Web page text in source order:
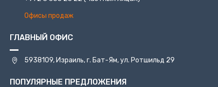
Офисы продаж
ГЛАВНЫЙ ОФИС
5938109, Израиль, г. Бат-Ям, ул. Ротшильд 29
ПОПУЛЯРНЫЕ ПРЕДЛОЖЕНИЯ